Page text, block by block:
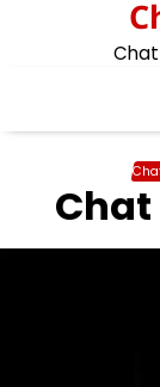
Chat